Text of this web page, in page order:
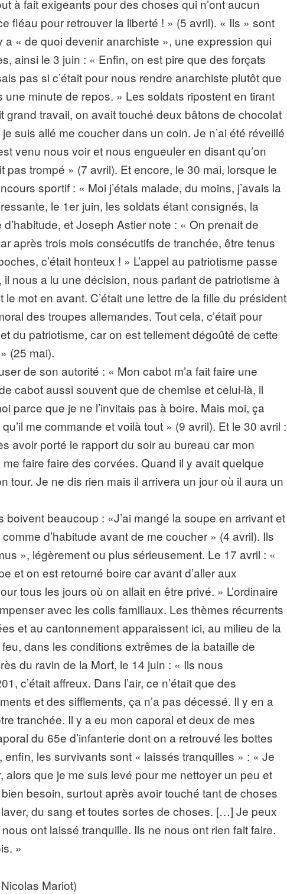
à fait exigeants pour des choses qui n’ont aucun
fléau pour retrouver la liberté ! » (5 avril). « Ils » sont
a « de quoi devenir anarchiste », une expression qui
ainsi le 3 juin : « Enfin, on est pire que des forçats
pas si c’était pour nous rendre anarchiste plutôt que
une minute de repos. » Les soldats ripostent en tirant
grand travail, on avait touché deux bâtons de chocolat
suis allé me coucher dans un coin. Je n’ai été réveillé
venu nous voir et nous engueuler en disant qu’on
pas trompé » (7 avril). Et encore, le 30 mai, lorsque le
sportif : « Moi j’étais malade, du moins, j’avais la
le 1er juin, les soldats étant consignés, la
et Joseph Astier note : « On prenait de
après trois mois consécutifs de tranchée, être tenus
c’était honteux ! » L’appel au patriotisme passe
nous a lu une décision, nous parlant de patriotisme à
le mot en avant. C’était une lettre de la fille du président
des troupes allemandes. Tout cela, c’était pour
du patriotisme, car on est tellement dégoûté de cette
(25 mai).
de son autorité : « Mon cabot m’a fait faire une
cabot aussi souvent que de chemise et celui-là, il
parce que je ne l’invitais pas à boire. Mais moi, ça
me commande et voilà tout » (9 avril). Et le 30 avril :
avoir porté le rapport du soir au bureau car mon
faire faire des corvées. Quand il y avait quelque
tour. Je ne dis rien mais il arrivera un jour où il aura un
beaucoup : «J’ai mangé la soupe en arrivant et
d’habitude avant de me coucher » (4 avril). Ils
», légèrement ou plus sérieusement. Le 17 avril : «
et on est retourné boire car avant d’aller aux
tous les jours où on allait en être privé. » L’ordinaire
avec les colis familiaux. Les thèmes récurrents
et au cantonnement apparaissent ici, au milieu de la
dans les conditions extrêmes de la bataille de
du ravin de la Mort, le 14 juin : « Ils nous
c’était affreux. Dans l’air, ce n’était que des
et des sifflements, ça n’a pas décessé. Il y en a
tranchée. Il y a eu mon caporal et deux de mes
du 65e d’infanterie dont on a retrouvé les bottes
enfin, les survivants sont « laissés tranquilles » : « Je
alors que je me suis levé pour me nettoyer un peu et
besoin, surtout après avoir touché tant de choses
du sang et toutes sortes de choses. […] Je peux
ont laissé tranquille. Ils ne nous ont rien fait faire.
»
Mariot)